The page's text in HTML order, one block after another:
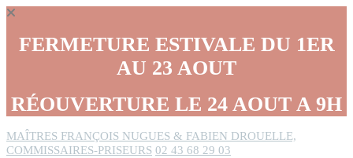
FERMETURE ESTIVALE DU 1ER
AU 23 AOUT
RÉOUVERTURE LE 24 AOUT A 9H
MAÎTRES FRANÇOIS NUGUES & FABIEN DROUELLE,
COMMISSAIRES-PRISEURS 02 43 68 29 03
Panneau de gestion des cookies